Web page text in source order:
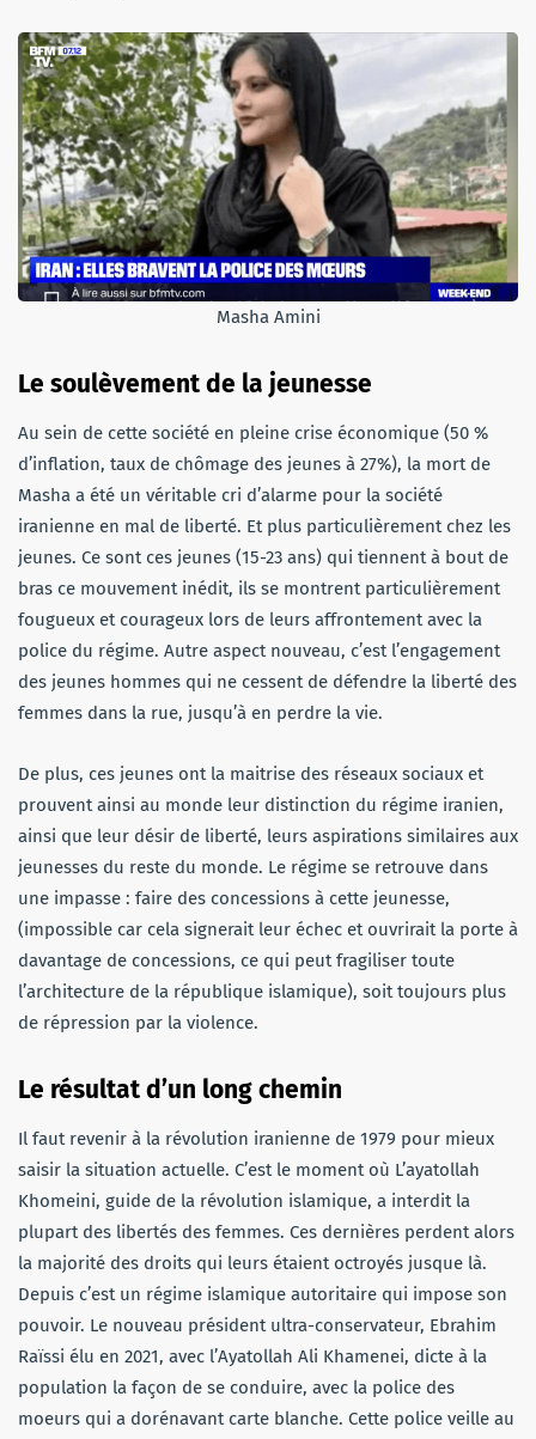
Masha Amini
Le soulèvement de la jeunesse
Au sein de cette société en pleine crise économique (50 %
d’inflation, taux de chômage des jeunes à 27%), la mort de
Masha a été un véritable cri d’alarme pour la société
iranienne en mal de liberté. Et plus particulièrement chez les
jeunes. Ce sont ces jeunes (15-23 ans) qui tiennent à bout de
bras ce mouvement inédit, ils se montrent particulièrement
fougueux et courageux lors de leurs affrontement avec la
police du régime. Autre aspect nouveau, c’est l’engagement
des jeunes hommes qui ne cessent de défendre la liberté des
femmes dans la rue, jusqu’à en perdre la vie.
De plus, ces jeunes ont la maitrise des réseaux sociaux et
prouvent ainsi au monde leur distinction du régime iranien,
ainsi que leur désir de liberté, leurs aspirations similaires aux
jeunesses du reste du monde. Le régime se retrouve dans
une impasse : faire des concessions à cette jeunesse,
(impossible car cela signerait leur échec et ouvrirait la porte à
davantage de concessions, ce qui peut fragiliser toute
l’architecture de la république islamique), soit toujours plus
de répression par la violence.
Le résultat d’un long chemin
Il faut revenir à la révolution iranienne de 1979 pour mieux
saisir la situation actuelle. C’est le moment où L’ayatollah
Khomeini, guide de la révolution islamique, a interdit la
plupart des libertés des femmes. Ces dernières perdent alors
la majorité des droits qui leurs étaient octroyés jusque là.
Depuis c’est un régime islamique autoritaire qui impose son
pouvoir. Le nouveau président ultra-conservateur, Ebrahim
Raïssi élu en 2021, avec l’Ayatollah Ali Khamenei, dicte à la
population la façon de se conduire, avec la police des
moeurs qui a dorénavant carte blanche. Cette police veille au